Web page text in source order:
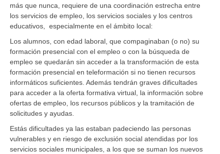
más que nunca, requiere de una coordinación estrecha entre
los servicios de empleo, los servicios sociales y los centros
educativos, especialmente en el ámbito local:
Los alumnos, con edad laboral, que compaginaban (o no) su
formación presencial con el empleo o con la búsqueda de
empleo se quedarán sin acceder a la transformación de esta
formación presencial en teleformación si no tienen recursos
informáticos suficientes. Además tendrán graves dificultades
para acceder a la oferta formativa virtual, la información sobre
ofertas de empleo, los recursos públicos y la tramitación de
solicitudes y ayudas.
Estás dificultades ya las estaban padeciendo las personas
vulnerables y en riesgo de exclusión social atendidas por los
servicios sociales municipales, a los que se suman los nuevos